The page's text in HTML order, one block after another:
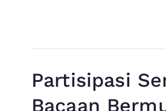
Partisipasi
Bacaan